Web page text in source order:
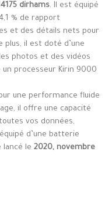
dirhams. Il est équipé
% de rapport
et des détails nets pour
plus, il est doté d’une
photos et des vidéos
un processeur Kirin 9000
une performance fluide
il offre une capacité
vos données,
d’une batterie
lancé le 2020, novembre